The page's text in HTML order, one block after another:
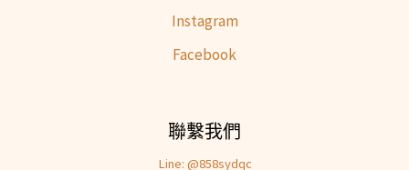
Instagram
Facebook
聯繫我們
Line: @858sydqc